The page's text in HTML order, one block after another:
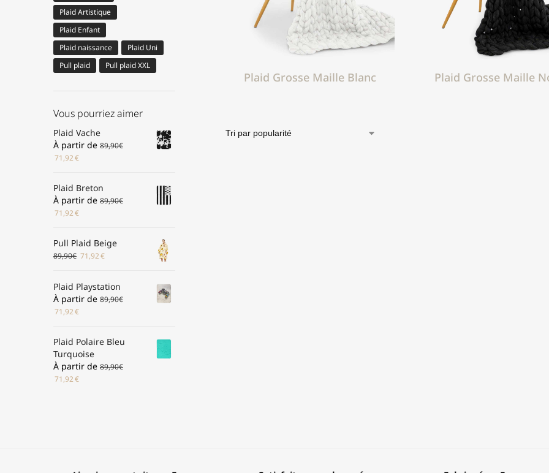
Plaid Grosse Maille Blanc Plaid Grosse Maille
Plaid Artistique
Plaid Enfant
Plaid naissance
Plaid Uni
Pull plaid
Pull plaid XXL
Vous pourriez aimer
Plaid Vache
À partir de 89,90€
71,92€
Plaid Breton
À partir de 89,90€
71,92€
Pull Plaid Beige
89,90€ 71,92€
Plaid Playstation
À partir de 89,90€
71,92€
Plaid Polaire Bleu
Turquoise
À partir de 89,90€
71,92€